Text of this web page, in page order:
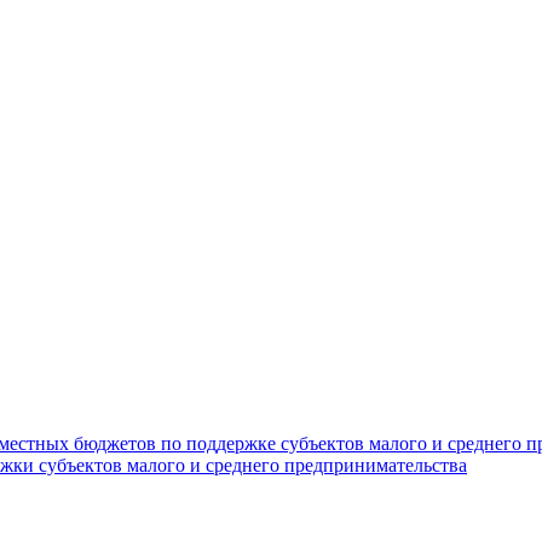
бюджетов по поддержке субъектов малого и среднего
субъектов малого и среднего предпринимательства